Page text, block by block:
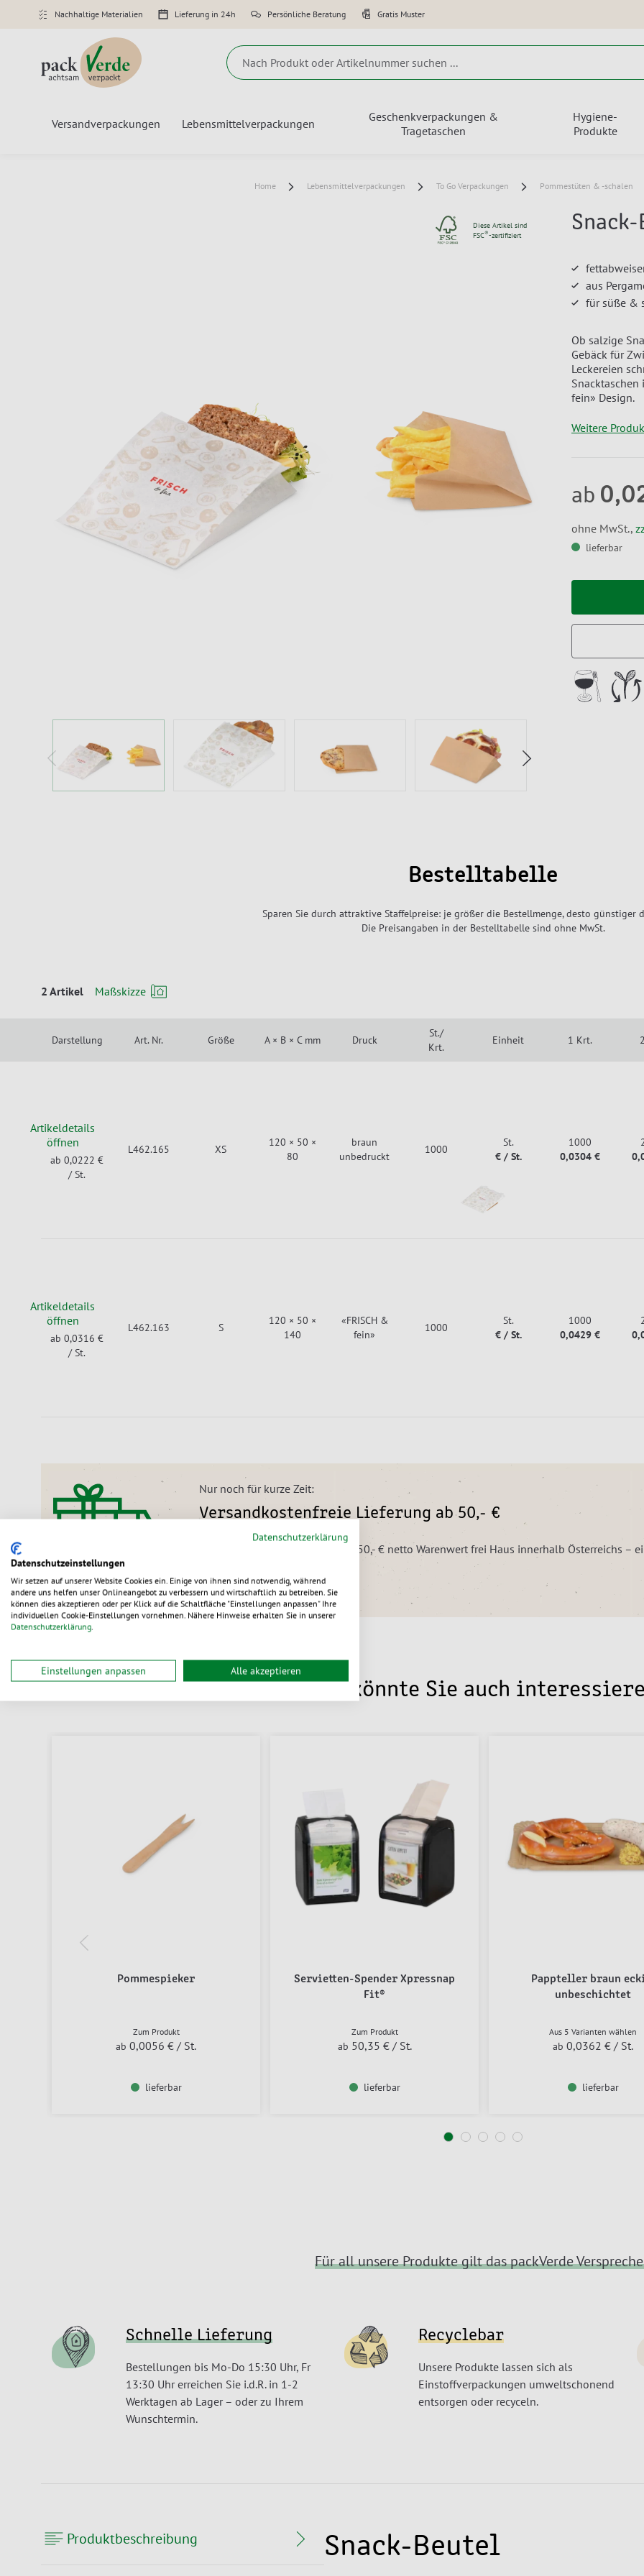
Nachhaltige Materialien Lieferung in 24h Persönliche Beratung Gratis Muster
Versandverpackungen Lebensmittelverpackungen
Geschenkverpackungen &
Tragetaschen
Hygiene-
Produkte
Home Lebensmittelverpackungen To Go Verpackungen Pommestüten & -schalen
Diese Artikel sind
FSC®-zertifiziert
aus
für süße &
Ob salzige
Gebäck für
Leckereien
fein» Design.
Weitere
ab
ohne MwSt.,
lieferbar
Bestelltabelle
Sparen Sie durch attraktive Staffelpreise: je größer die Bestellmenge, desto günstiger
Die Preisangaben in der Bestelltabelle sind ohne MwSt.
2 Artikel Maßskizze
Darstellung Art. Nr. Größe A × B × C mm Druck
St./
Krt.
Einheit 1 Krt.
Artikeldetails
öffnen
ab 0,0222 €
/ St.
L462.165 XS
120 × 50 ×
80
braun
unbedruckt
1000
St.
€ / St.
1000
0,0304 €
Artikeldetails
öffnen
ab 0,0316 €
/ St.
L462.163 S
120 × 50 ×
140
«FRISCH &
fein»
1000
St.
€ / St.
1000
0,0429 €
Nur noch für kurze Zeit:
Versandkostenfreie Lieferung ab 50,- €
Wir liefern alle Bestellungen ab 50,- € netto Warenwert frei Haus innerhalb Österreichs
Das könnte Sie auch
Pommespieker
Zum Produkt
ab 0,0056 € / St.
lieferbar
Servietten-Spender Xpressnap
Fit®
Zum Produkt
ab 50,35 € / St.
lieferbar
Pappteller braun
unbeschichtet
Aus 5 Varianten wählen
ab 0,0362 € / St.
lieferbar
Für all unsere Produkte gilt das packVerde
Schnelle Lieferung
Bestellungen bis Mo-Do 15:30 Uhr, Fr
13:30 Uhr erreichen Sie i.d.R. in 1-2
Werktagen ab Lager – oder zu Ihrem
Wunschtermin.
Recyclebar
Unsere Produkte lassen sich als
Einstoffverpackungen umweltschonend
entsorgen oder recyceln.
Produktbeschreibung Snack-Beutel
Datenschutzerklärung
Datenschutzeinstellungen
Wir setzen auf unserer Website Cookies ein. Einige von ihnen sind notwendig, während
andere uns helfen unser Onlineangebot zu verbessern und wirtschaftlich zu betreiben. Sie
können dies akzeptieren oder per Klick auf die Schaltfläche "Einstellungen anpassen" Ihre
individuellen Cookie-Einstellungen vornehmen. Nähere Hinweise erhalten Sie in unserer
Datenschutzerklärung.
Einstellungen anpassen Alle akzeptieren